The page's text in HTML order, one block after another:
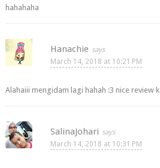
hahahaha
Hanachie
March 14, 2018 at 10:21 PM
Alahaiii mengidam lagi hahah :3 nice review
SalinaJohari
March 14, 2018 at 10:31 PM